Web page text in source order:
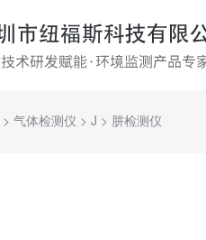
> 气体检测仪 > J > 肼检测仪